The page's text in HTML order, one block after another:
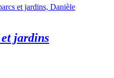
jardins